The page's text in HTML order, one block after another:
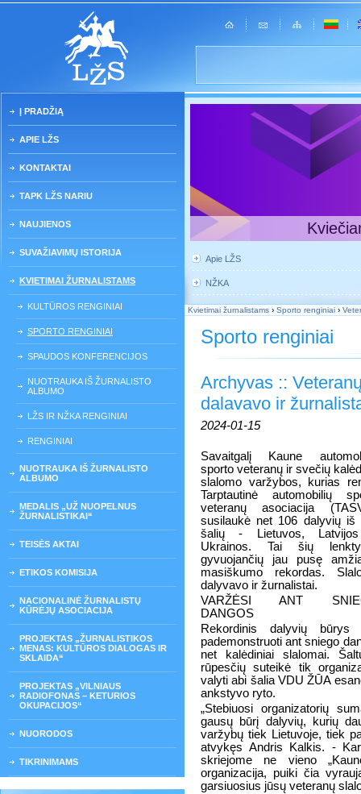
Į PRADŽIĄ
APIE LŽS
KONTAKTAI
TAPK LŽS NARIU
NAUJIENOS
SUVAŽIAVIMŲ ISTORIJA
KVIETIMAI ŽURNALISTAMS
KULTŪROS RENGINIAI
SPORTO RENGINIAI
SPAUDOS KONFERENCIJOS
NUOTRAUKA IŠ ŽURNALISTO
ALBUMO
LŽS IR NŽKA RENGINIAI
RENGINIAI
NUOTRAUKA IŠ ŽURNALISTO
ALBUMO
MEDALIS „UŽ NUOPELNUS
ŽURNALISTIKAI“
TEISĖS AKTAI
ETIKOS KOMISIJA
NACIONALINĖ ŽURNALISTŲ
KŪRĖJŲ ASOCIACIJA
PROJEKTAS „ŽURNALISTIKOS
MENAS: KULTŪROS DIALOGAS IR
SKLAIDA“
PROJEKTAS „VILNIAUS
RADIOFONAS – KETURIOS
OKUPACIJOS“
NUORODOS
TIKRINIMAMS
Apie LŽS
NŽKA
Kvietimai žurnalistams › Sporto renginiai ›
Sporto renginiai
Archyvas ::
dalavavo ir
2024-01-15
Savaitgalį Kaune
sporto veteranų ir svečių
slalomo varžybos, kurias
Tarptautinė automobilių
veteranų asociacija
susilaukė net 106 dalyvių iš
šalių - Lietuvos,
Ukrainos. Tai šių
gyvuojančių jau pusę
masiškumo rekordas.
dalyvavo ir žurnalistai.
VARŽĖSI ANT
DANGOS
Rekordinis dalyvių būrys
pademonstruoti ant sniego
net kalėdiniai slalomai.
rūpesčių suteikė tik
valyti abi šalia VDU ŽŪA
ankstyvo ryto.
„Stebiuosi organizatorių
gausų būrį dalyvių, kurių
varžybų tiek Lietuvoje, tiek
atvykęs Andris Kalkis. -
skriejome ne vieno
organizacija, puiki čia
garsiuosius jūsų veteranų